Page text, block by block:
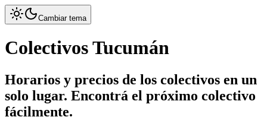
Cambiar tema
Colectivos Tucumán
Horarios y precios de los colectivos en un
solo lugar. Encontrá el próximo colectivo
fácilmente.